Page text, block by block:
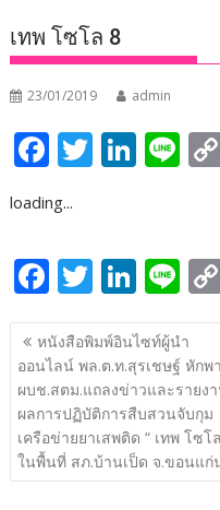
เทพ โซโล 8
23/01/2019 admin
F
e
b
o
o
k
T
er
Li
e
dI
n
Li
loading...
F
ac
e
b
o
o
k
T
w
itt
er
Li
n
k
e
dI
n
Li
n
e
แนะแนว
เรื่อง
หนังสือพิมพ์อินไซท์ผู้นำ
ออนไลน์ พล.ต.ท.สุรเชษฐ์ หักพ
ผบช.สตม.แถลงข่าวและรายง
ผลการปฏิบัติการสืบสวนจับกุม
เครือข่ายยาเสพติด “ เทพ โซโ
ในพื้นที่ สภ.บ้านเป็ด จ.ขอนแก่